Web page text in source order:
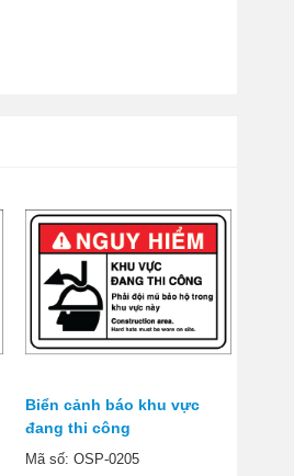
Biển cảnh báo khu vực
đang thi công
Mã số: OSP-0205